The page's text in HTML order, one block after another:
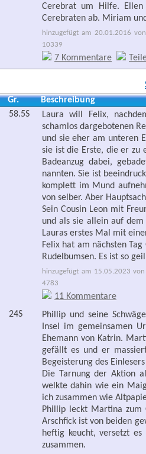
Cerebrat um Hilfe.
Cerebraten ab. Miriam
hinzugefügt am 20.01.2016
10339
7 Kommentare
Gr.
Beschreibung
58.5S
Laura will Felix,
schamlos dargebotenen
und sie eher am unteren
sie ist die Erste, die er zu
Badeanzug dabei,
nannten. Sie ist
komplett im Mund
von selber. Aber
Sein Cousin Leon mit
und als sie allein auf
Lauras erstes Mal mit
Felix hat am nächsten
Rudelbumsen. Es ist so
hinzugefügt am 15.05.2023
4783
11 Kommentare
24S
Phillip und seine
Insel im gemeinsamen
Ehemann von Katrin.
gefällt es und er
Begeisterung des
Die Tarnung der Aktion
welkte dahin wie ein
ich zusammen wie
Phillip leckt Martina zum
Arschfick ist von beiden
heftig keucht, versetzt
zusammen.